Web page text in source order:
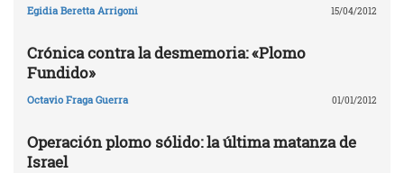
Egidia Beretta Arrigoni 15/04/2012
Crónica contra la desmemoria: «Plomo
Fundido»
Octavio Fraga Guerra 01/01/2012
Operación plomo sólido: la última matanza de
Israel